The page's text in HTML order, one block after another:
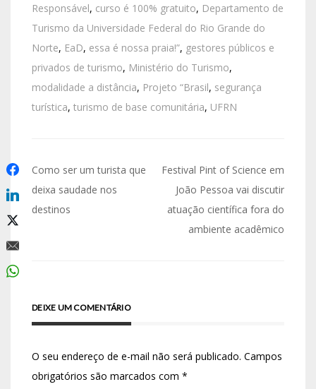
Responsável, curso é 100% gratuito, Departamento de
Turismo da Universidade Federal do Rio Grande do
Norte, EaD, essa é nossa praia!”, gestores públicos e
privados de turismo, Ministério do Turismo,
modalidade a distância, Projeto “Brasil, segurança
turística, turismo de base comunitária, UFRN
Como ser um turista que
deixa saudade nos
destinos
Festival Pint of Science em
João Pessoa vai discutir
atuação científica fora do
ambiente acadêmico
DEIXE UM COMENTÁRIO
O seu endereço de e-mail não será publicado. Campos
obrigatórios são marcados com *